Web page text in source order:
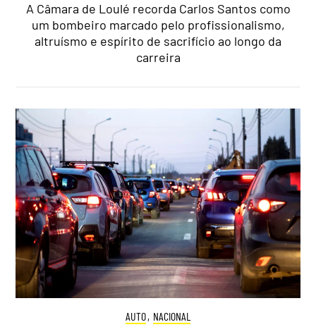
A Câmara de Loulé recorda Carlos Santos como
um bombeiro marcado pelo profissionalismo,
altruísmo e espírito de sacrifício ao longo da
carreira
AUTO, NACIONAL